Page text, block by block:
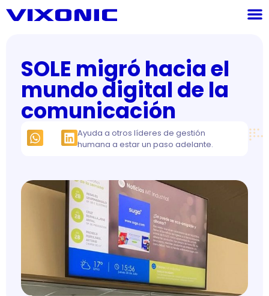
SOLE migró hacia el
mundo digital de la
comunicación
Ayuda a otros líderes de gestión
humana a estar un paso adelante.